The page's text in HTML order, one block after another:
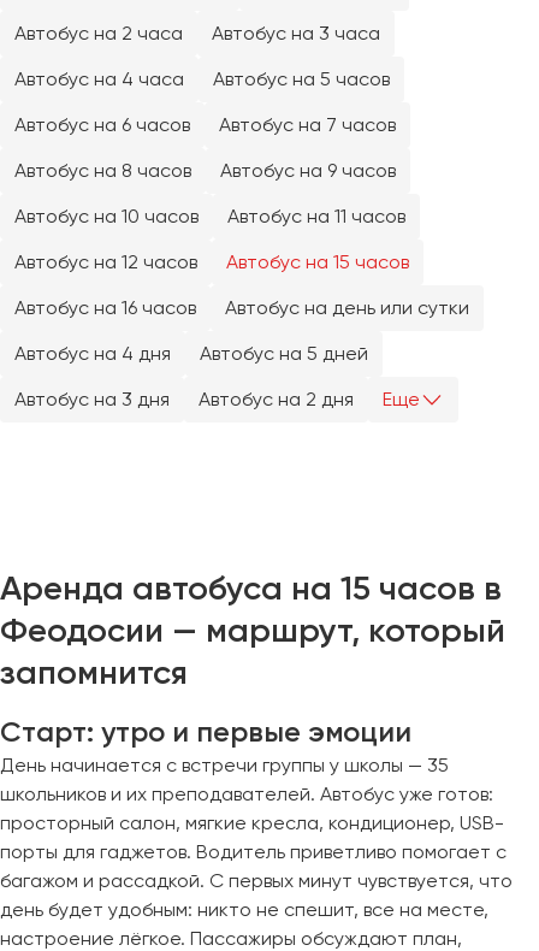
Автобус на 2 часа
Автобус на 3 часа
Автобус на 4 часа
Автобус на 5 часов
Автобус на 6 часов
Автобус на 7 часов
Автобус на 8 часов
Автобус на 9 часов
Автобус на 10 часов
Автобус на 11 часов
Автобус на 12 часов
Автобус на 15 часов
Автобус на 16 часов
Автобус на день или сутки
Автобус на 4 дня
Автобус на 5 дней
Автобус на 3 дня
Автобус на 2 дня Еще
Аренда автобуса на 15 часов в
Феодосии — маршрут, который
запомнится
Старт: утро и первые эмоции
День начинается с встречи группы у школы — 35
школьников и их преподавателей. Автобус уже готов:
просторный салон, мягкие кресла, кондиционер, USB-
порты для гаджетов. Водитель приветливо помогает с
багажом и рассадкой. С первых минут чувствуется, что
день будет удобным: никто не спешит, все на месте,
настроение лёгкое. Пассажиры обсуждают план,
Чебоксары
Челябинск
Чита
Ярославль